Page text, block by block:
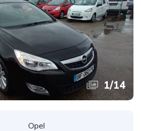
1/14
Opel